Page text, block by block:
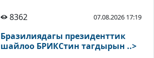
8362 07.08.2026 17:19
Бразилиядагы президенттик
шайлоо БРИКСтин тагдырын ..>